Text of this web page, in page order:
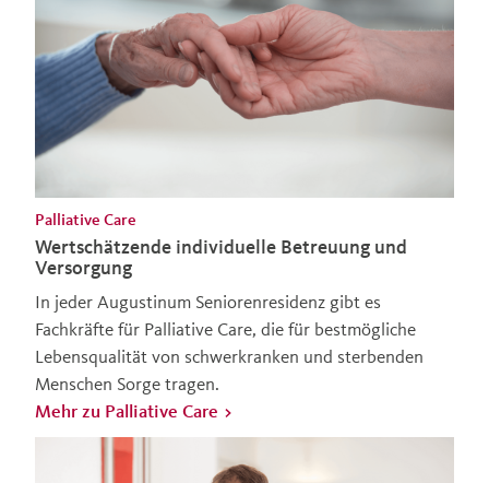
Wertschätzende individuelle Betreuung und
Versorgung
Palliative Care
In jeder Augustinum Seniorenresidenz gibt es
Fachkräfte für Palliative Care, die für bestmögliche
Lebensqualität von schwerkranken und sterbenden
Menschen Sorge tragen.
Mehr zu Palliative Care